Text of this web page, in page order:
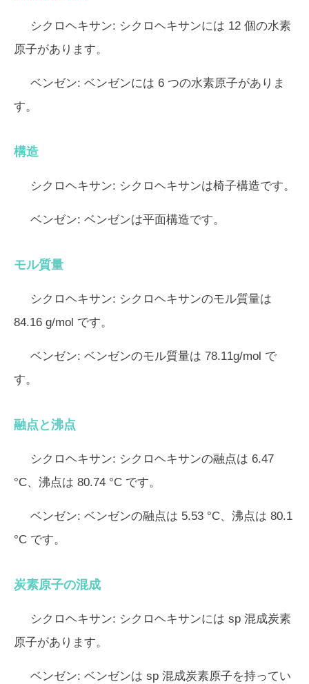
シクロヘキサン: シクロヘキサンには 12 個の水素
原子があります。
ベンゼン: ベンゼンには 6 つの水素原子がありま
す。
構造
シクロヘキサン: シクロヘキサンは椅子構造です。
ベンゼン: ベンゼンは平面構造です。
モル質量
シクロヘキサン: シクロヘキサンのモル質量は
84.16 g/mol です。
ベンゼン: ベンゼンのモル質量は 78.11g/mol で
す。
融点と沸点
シクロヘキサン: シクロヘキサンの融点は 6.47
°C、沸点は 80.74 °C です。
ベンゼン: ベンゼンの融点は 5.53 °C、沸点は 80.1
°C です。
炭素原子の混成
シクロヘキサン: シクロヘキサンには sp 混成炭素
原子があります。
ベンゼン: ベンゼンは sp 混成炭素原子を持ってい